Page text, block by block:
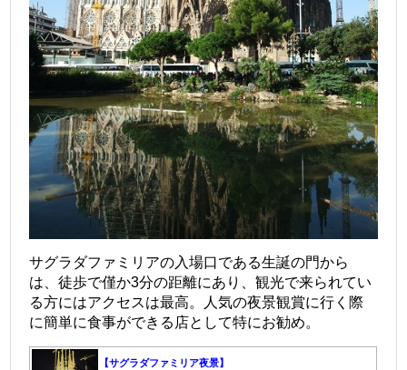
サグラダファミリアの入場口である生誕の門から
は、徒歩で僅か3分の距離にあり、観光で来られてい
る方にはアクセスは最高。人気の夜景観賞に行く際
に簡単に食事ができる店として特にお勧め。
【サグラダファミリア夜景】